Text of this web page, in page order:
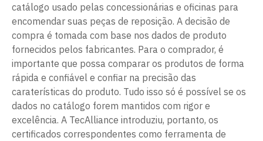
catálogo usado pelas concessionárias e oficinas para
encomendar suas peças de reposição. A decisão de
compra é tomada com base nos dados de produto
fornecidos pelos fabricantes. Para o comprador, é
importante que possa comparar os produtos de forma
rápida e confiável e confiar na precisão das
caraterísticas do produto. Tudo isso só é possível se os
dados no catálogo forem mantidos com rigor e
excelência. A TecAlliance introduziu, portanto, os
certificados correspondentes como ferramenta de